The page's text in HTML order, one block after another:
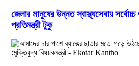
জেলার মানুষের উন্নত স্বাস্থ্যসেবায়
প্রতিমন্ত্রী টুকু